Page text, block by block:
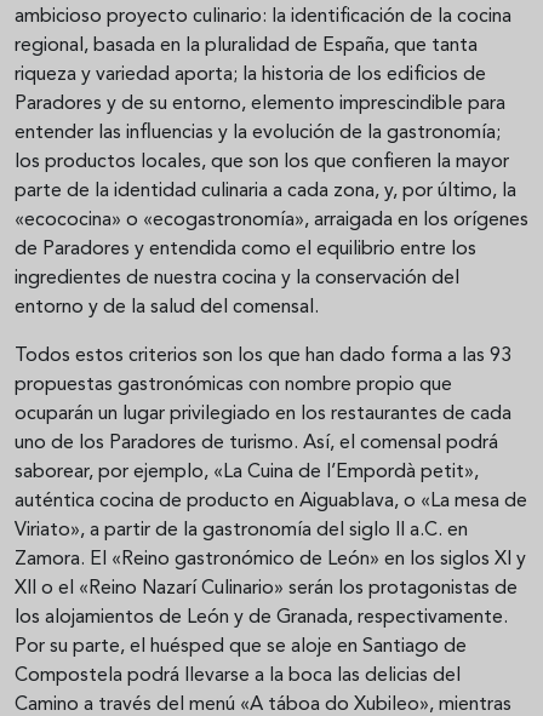
ambicioso proyecto culinario: la identificación de la cocina
regional, basada en la pluralidad de España, que tanta
riqueza y variedad aporta; la historia de los edificios de
Paradores y de su entorno, elemento imprescindible para
entender las influencias y la evolución de la gastronomía;
los productos locales, que son los que confieren la mayor
parte de la identidad culinaria a cada zona, y, por último, la
«ecococina» o «ecogastronomía», arraigada en los orígenes
de Paradores y entendida como el equilibrio entre los
ingredientes de nuestra cocina y la conservación del
entorno y de la salud del comensal.
Todos estos criterios son los que han dado forma a las 93
propuestas gastronómicas con nombre propio que
ocuparán un lugar privilegiado en los restaurantes de cada
uno de los Paradores de turismo. Así, el comensal podrá
saborear, por ejemplo, «La Cuina de l’Empordà petit»,
auténtica cocina de producto en Aiguablava, o «La mesa de
Viriato», a partir de la gastronomía del siglo II a.C. en
Zamora. El «Reino gastronómico de León» en los siglos XI y
XII o el «Reino Nazarí Culinario» serán los protagonistas de
los alojamientos de León y de Granada, respectivamente.
Por su parte, el huésped que se aloje en Santiago de
Compostela podrá llevarse a la boca las delicias del
Camino a través del menú «A táboa do Xubileo», mientras